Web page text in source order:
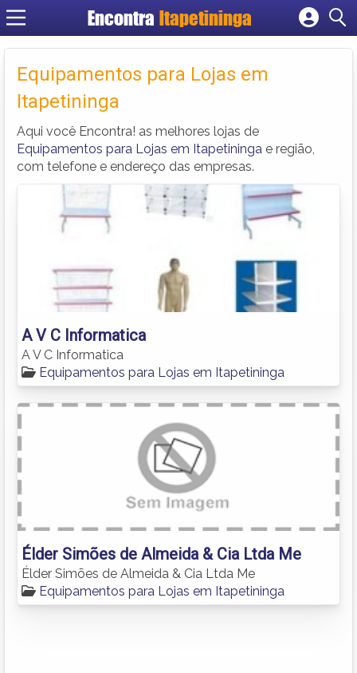
Encontra Itapetininga
Cadastrar empresa
Criar conta
Equipamentos para Lojas em
Itapetininga
Aqui você Encontra! as melhores lojas de
Equipamentos para Lojas em Itapetininga e região,
com telefone e endereço das empresas.
A V C Informatica
A V C Informatica
Equipamentos para Lojas em Itapetininga
Élder Simões de Almeida & Cia Ltda Me
Élder Simões de Almeida & Cia Ltda Me
Equipamentos para Lojas em Itapetininga